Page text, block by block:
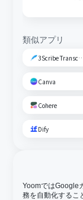
類似アプリ
3Scribe
Canva
Cohere
Dify
YoomではGoogle
務を自動化するこ